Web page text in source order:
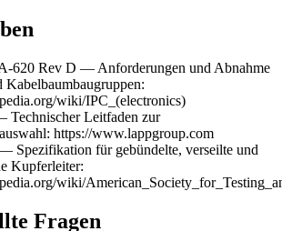
620 Rev D — Anforderungen und Abnahme
wiki/IPC_(electronics)
Technischer Leitfaden zur
https://www.lappgroup.com
Spezifikation für gebündelte, verseilte und
Kupferleiter:
wiki/
Fragen